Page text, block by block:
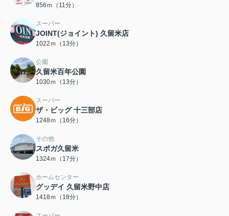
856ｍ（11分）
スーパー
JOINT(ジョイント) 久留米店
1022ｍ（13分）
公園
久留米百年公園
1030ｍ（13分）
スーパー
ザ・ビッグ 十三部店
1248ｍ（16分）
その他
スポガ久留米
1324ｍ（17分）
ホームセンター
グッデイ 久留米野中店
1418ｍ（18分）